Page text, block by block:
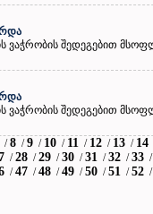
ვაჭრობის შედეგებით
ვაჭრობის შედეგებით
/ 8 / 9 / 10 / 11 / 12 / 13 / 14
/ 28 / 29 / 30 / 31 / 32 / 33 /
/ 47 / 48 / 49 / 50 / 51 / 52 /